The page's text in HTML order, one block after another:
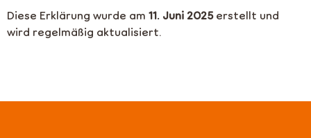
Diese Erklärung wurde am 11. Juni 2025erstellt und
wird regelmäßig aktualisiert.